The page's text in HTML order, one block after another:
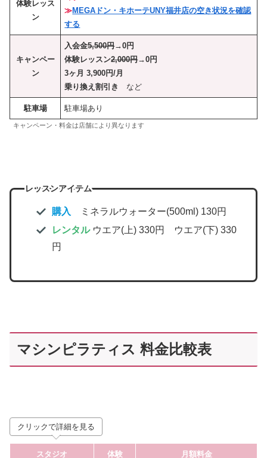
体験レッス
ン
≫MEGAドン・キホーテUNY福井店の空き状況を確認
する
キャンペー
ン
入会金5,500円→0円
体験レッスン2,000円→0円
3ヶ月 3,900円/月
乗り換え割引き
など
駐車場 駐車場あり
キャンペーン・料金は店舗により異なります
レッスンアイテム
購入 ミネラルウォーター(500ml) 130円
レンタルウエア(上) 330円 ウエア(下) 330
円
マシンピラティス 料金比較表
クリックで詳細を見る
スタジオ 体験 月額料金